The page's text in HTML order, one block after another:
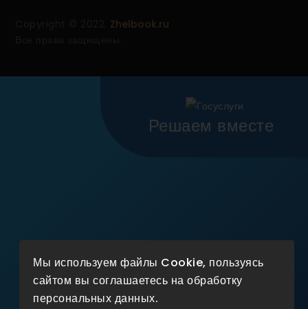
Zhelbook.ru
Решаем вместе
Не убран мусор, яма на дороге,
Мы используем файлы Cookie, пользуясь
сайтом вы соглашаетесь на обработку
персональных данных.